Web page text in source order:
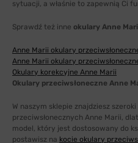
sytuacji, a właśnie to zapewnią Ci
Sprawdź też inne okulary Anne
Anne Marii okulary
Anne Marii okulary
Okulary korekcyjne Anne Marii
Okulary przeciwsłoneczne Anne
W naszym sklepie znajdziesz
przeciwsłonecznych Anne Marii,
model, który jest dostosowany do
postawisz na kocie okulary